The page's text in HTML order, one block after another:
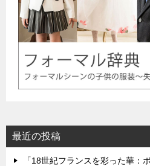
最近の投稿
「18世紀フランスを彩った華：